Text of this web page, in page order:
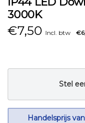
3000K
€7,50 Incl. btw
Stel
Handelsprijs